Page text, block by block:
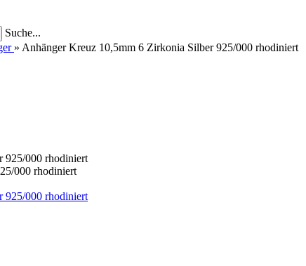
Suche...
» Anhänger Kreuz 10,5mm 6 Zirkonia Silber 925/000 rhodiniert
000 rhodiniert